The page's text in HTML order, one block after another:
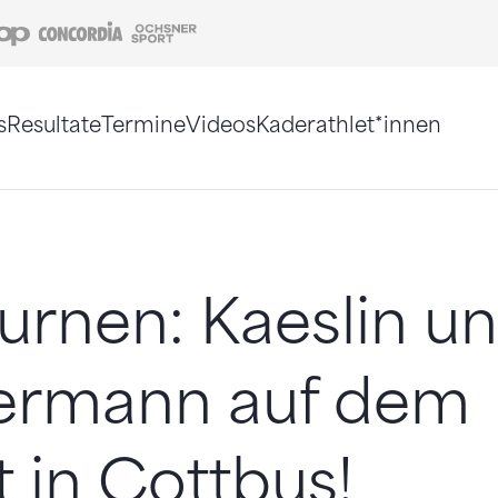
Coop Concordia
ResultateTermineVideosKaderathlet*innen
Kaeslin
auf dem
in Cottbus!